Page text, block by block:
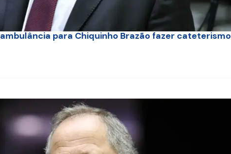
para Chiquinho Brazão fazer cateterismo